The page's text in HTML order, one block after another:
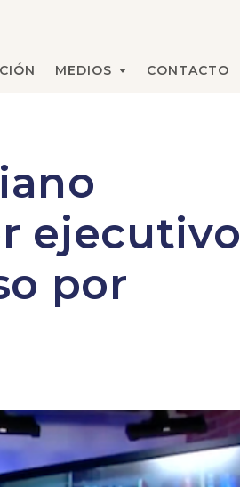
MEDIOS CONTACTO
ejecutivo
por